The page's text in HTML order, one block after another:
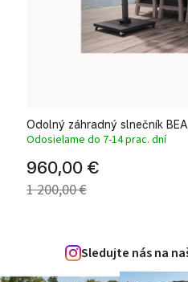
Odolný záhradný slnečník
Odosielame do 7-14 prac. dní
960,00 €
1 200,00 €
Sledujte nás na